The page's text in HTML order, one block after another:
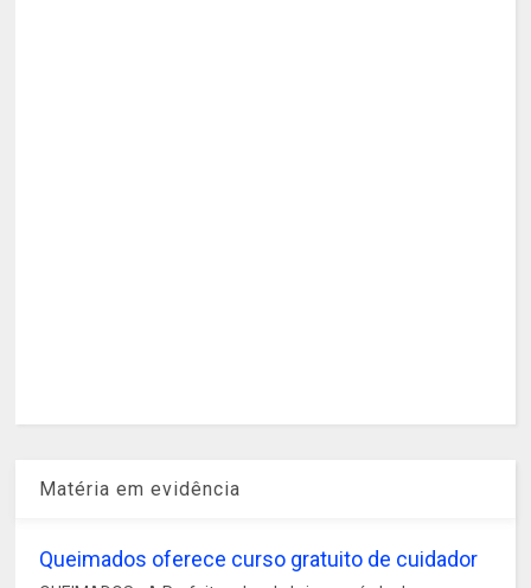
Matéria em evidência
Queimados oferece curso gratuito de cuidador